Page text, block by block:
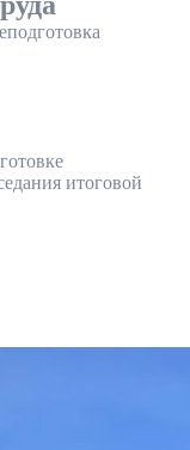
итоговой